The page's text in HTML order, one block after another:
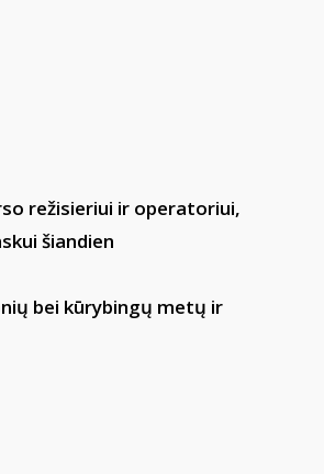
režisieriui ir operatoriui,
šiandien
bei kūrybingų metų ir